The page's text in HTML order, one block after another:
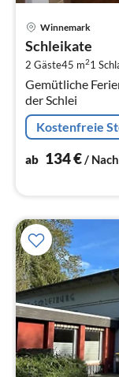
Winnemark
Schleikate
2 Gäste45 m21
Gemütliche
der Schlei
Kostenfreie
ab 134€/